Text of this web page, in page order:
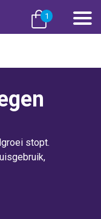
stopt.
1